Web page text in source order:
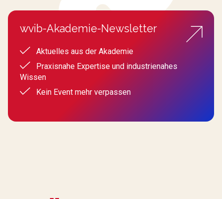
wvib-Akademie-Newsletter
Aktuelles aus der Akademie
Praxisnahe Expertise und industrienahes
Wissen
Kein Event mehr verpassen